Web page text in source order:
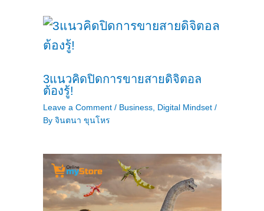
3แนวคิดปิดการขายสายดิจิตอล
ต้องรู้!
Leave a Comment / Business, Digital Mindset/
By จินตนา ขุนโหร